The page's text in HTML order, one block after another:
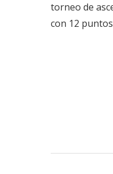
torneo de
con 12